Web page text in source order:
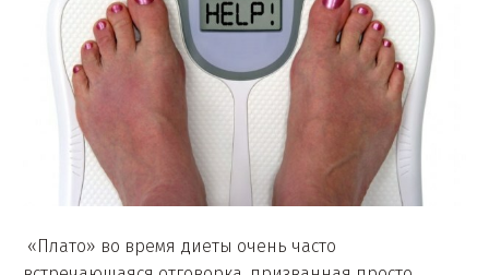
«Плато» во время диеты очень часто